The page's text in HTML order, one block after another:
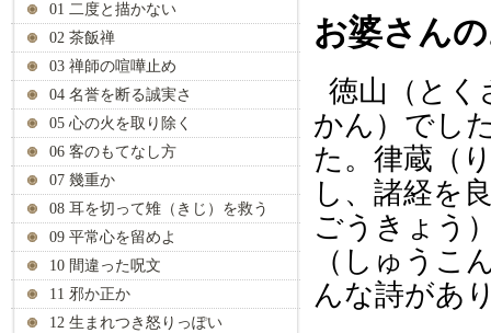
01 二度と描かない
02 茶飯禅
03 禅師の喧嘩止め
04 名誉を断る誠実さ
05 心の火を取り除く
06 客のもてなし方
07 幾重か
08 耳を切って雉（きじ）を救う
09 平常心を留めよ
10 間違った呪文
11 邪か正か
12 生まれつき怒りっぽい
お婆さん
徳山（とく
かん）でし
た。律蔵（
し、諸経を
ごうきょう
（しゅうこ
んな詩があ